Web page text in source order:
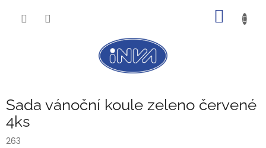
Sada vánoční koule zeleno červené
4ks
263